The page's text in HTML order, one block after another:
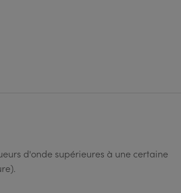
d'onde supérieures à une certaine